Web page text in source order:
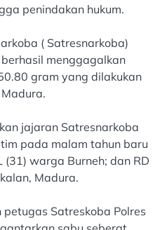
penindakan hukum.
( Satresnarkoba)
menggagalkan
gram yang dilakukan
jajaran Satresnarkoba
pada malam tahun baru
warga Burneh; dan RD
Madura.
Satreskoba Polres